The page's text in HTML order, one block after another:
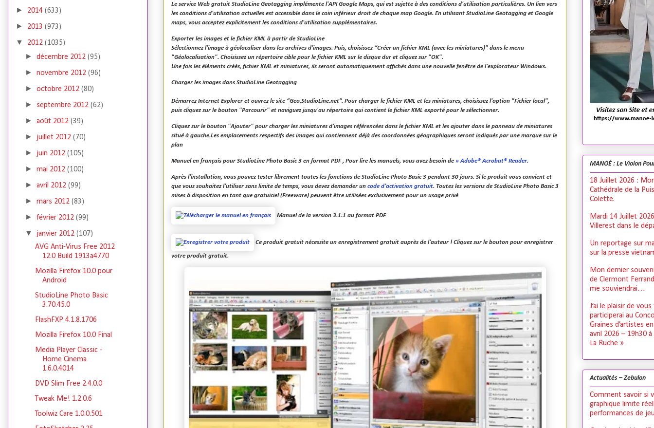
Le service Web gratuit StudioLine Geotagging implémente l'API Google Maps, qui est sujette à des conditions d'utilisation particulières. Un lien vers
les conditions d'utilisation actuelles est accessible dans le coin inférieur droit de chaque map Google. En utilisant StudioLine Geotagging et Google
maps, vous acceptez explicitement les conditions d'utilisation supplémentaires.
Exporter les images et le fichier KML à partir de StudioLine
Sélectionnez l'image à géolocaliser dans les archives d'images. Puis, choisissez “Créer un fichier KML (avec les miniatures)" dans le menu
"Géolocalisation". Choisissez un répertoire cible pour le fichier KML sur le disque dur et cliquez sur "OK".
Une fois les éléments créés, fichier KML et miniatures, ils seront automatiquement affichés dans une nouvelle fenêtre de l'explorateur Windows.
Charger les images dans StudioLine Geotagging
Démarrez Internet Explorer et ouvrez le site “Geo.StudioLine.net”. Pour charger le fichier KML et les miniatures, choisissez l'option "Fichier local",
puis cliquez sur le bouton "Parcourir" et naviguez jusqu'au répertoire qui contient le fichier KML exporté pour le sélectionner.
Cliquez sur le bouton "Ajouter" pour charger les miniatures d'images référencées dans le fichier KML et les ajouter dans le panneau de miniatures
situé à gauche.Les emplacements respectifs des images qui contiennent déjà des coordonnées géographiques seront indiqués par une marque sur le
plan
Manuel en français pour StudioLine Photo Basic 3 en format PDF , Pour lire les manuels, vous avez besoin de » Adobe® Acrobat® Reader.
Après l'installation, vous pouvez tester librement toutes les fonctions de StudioLine Photo Basic 3 pendant 30 jours. Si le produit vous convient et
que vous souhaitez l'utiliser sans limite de temps, vous devez demander un code d'activation gratuit. Toutes les versions de StudioLine Photo Basic 3
mises à disposition en tant que gratuiciel (Freeware) peuvent être utilisées exclusivement pour un usage privé
Manuel de la version 3.1.1 au format PDF
Ce produit gratuit nécessite un enregistrement gratuit auprès de l'auteur ! Cliquez sur le bouton pour enregistrer
votre produit gratuit.
► 2014 (633)
► 2013 (973)
▼ 2012 (1035)
►décembre 2012(95)
►novembre 2012(96)
►octobre 2012(80)
► septembre 2012(62)
►août 2012(39)
► juillet 2012(70)
► juin 2012(105)
►mai 2012(100)
►avril 2012(99)
►mars 2012(83)
►février 2012(99)
▼ janvier 2012(107)
AVG Anti-Virus Free 2012
12.0 Build 1913a4770
Mozilla Firefox 10.0 pour
Android
StudioLine Photo Basic
3.70.45.0
FlashFXP 4.1.8.1706
Mozilla Firefox 10.0 Final
Media Player Classic -
Home Cinema
1.6.0.4014
DVD Slim Free 2.4.0.0
Tweak Me! 1.2.0.6
Toolwiz Care 1.0.0.501
MANOÉ : Le Violon
18 Juillet 2026 :
Cathédrale de la
Colette.
Mardi 14 Juillet
Villerest dans le
Un reportage sur
sur la presse
Mon dernier
de Clermont
me souviendrai…
J’ai le plaisir de
participerai au
Graines d’artistes
avril 2026 – 19h30
La Ruche »
Actualités – Zebulon
Comment savoir si
graphique limite
performances de